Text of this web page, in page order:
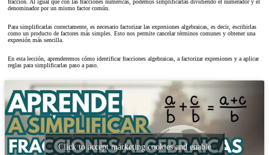
fracción. Al igual que con las fracciones numéricas, podemos simplificarlas dividiendo el numerador y el
denominador por un mismo factor común.
Para simplificarlas correctamente, es necesario factorizar las expresiones algebraicas, es decir, escribirlas
como un producto de factores más simples. Esto nos permite cancelar términos comunes y obtener una
expresión más sencilla.
En esta lección, aprenderemos cómo identificar fracciones algebraicas, a factorizar expresiones y a aplicar
reglas para simplificarlas paso a paso.
Click to accept márketing cookies and enable